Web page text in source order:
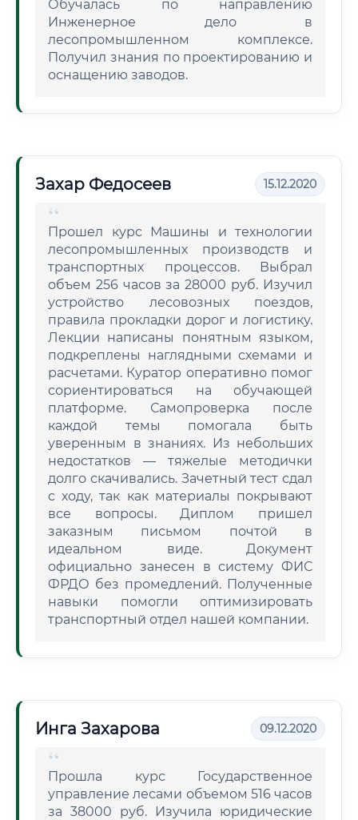
Обучалась по направлению
Инженерное дело в
лесопромышленном комплексе.
Получил знания по проектированию и
оснащению заводов.
Захар Федосеев 15.12.2020
Прошел курс Машины и технологии
лесопромышленных производств и
транспортных процессов. Выбрал
объем 256 часов за 28000 руб. Изучил
устройство лесовозных поездов,
правила прокладки дорог и логистику.
Лекции написаны понятным языком,
подкреплены наглядными схемами и
расчетами. Куратор оперативно помог
сориентироваться на обучающей
платформе. Самопроверка после
каждой темы помогала быть
уверенным в знаниях. Из небольших
недостатков — тяжелые методички
долго скачивались. Зачетный тест сдал
с ходу, так как материалы покрывают
все вопросы. Диплом пришел
заказным письмом почтой в
идеальном виде. Документ
официально занесен в систему ФИС
ФРДО без промедлений. Полученные
навыки помогли оптимизировать
транспортный отдел нашей компании.
Инга Захарова 09.12.2020
Прошла курс Государственное
управление лесами объемом 516 часов
за 38000 руб. Изучила юридические